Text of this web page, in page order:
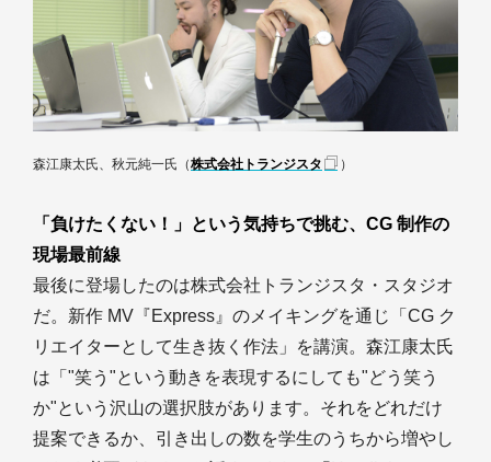
森江康太氏、秋元純一氏（株式会社トランジスタ ）
「負けたくない！」という気持ちで挑む、CG 制作の
現場最前線
最後に登場したのは株式会社トランジスタ・スタジオ
だ。新作 MV『Express』のメイキングを通じ「CG ク
リエイターとして生き抜く作法」を講演。森江康太氏
は「"笑う"という動きを表現するにしても"どう笑う
か"という沢山の選択肢があります。それをどれだけ
提案できるか、引き出しの数を学生のうちから増やし